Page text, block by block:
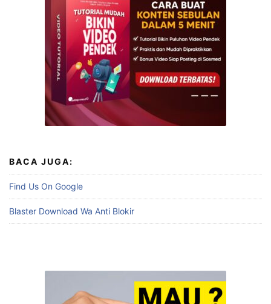
BACA JUGA:
Find Us On Google
Blaster Download Wa Anti Blokir